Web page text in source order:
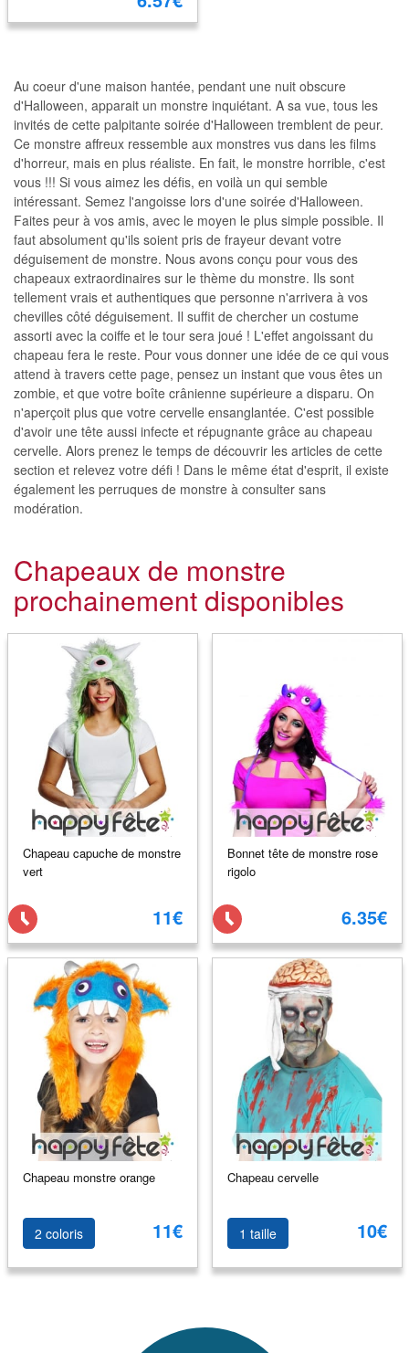
Au coeur d'une maison hantée, pendant une nuit obscure
d'Halloween, apparait un monstre inquiétant. A sa vue, tous les
invités de cette palpitante soirée d'Halloween tremblent de peur.
Ce monstre affreux ressemble aux monstres vus dans les films
d'horreur, mais en plus réaliste. En fait, le monstre horrible, c'est
vous !!! Si vous aimez les défis, en voilà un qui semble
intéressant. Semez l'angoisse lors d'une soirée d'Halloween.
Faites peur à vos amis, avec le moyen le plus simple possible. Il
faut absolument qu'ils soient pris de frayeur devant votre
déguisement de monstre. Nous avons conçu pour vous des
chapeaux extraordinaires sur le thème du monstre. Ils sont
tellement vrais et authentiques que personne n'arrivera à vos
chevilles côté déguisement. Il suffit de chercher un costume
assorti avec la coiffe et le tour sera joué ! L'effet angoissant du
chapeau fera le reste. Pour vous donner une idée de ce qui vous
attend à travers cette page, pensez un instant que vous êtes un
zombie, et que votre boîte crânienne supérieure a disparu. On
n'aperçoit plus que votre cervelle ensanglantée. C'est possible
d'avoir une tête aussi infecte et répugnante grâce au chapeau
cervelle. Alors prenez le temps de découvrir les articles de cette
section et relevez votre défi ! Dans le même état d'esprit, il existe
également les perruques de monstre à consulter sans
modération.
Chapeaux de monstre
prochainement disponibles
Chapeau capuche de monstre
vert
11€
Bonnet tête de monstre rose
rigolo
6.35€
Chapeau monstre orange
2 coloris 11€
Chapeau cervelle
1 taille 10€